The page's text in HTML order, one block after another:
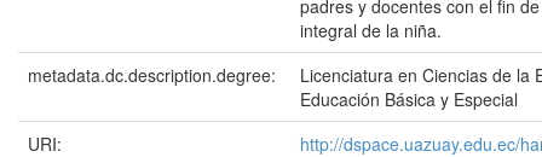
padres y docentes con el fin
integral de la niña.
metadata.dc.description.degree:
Licenciatura en Ciencias de la
Educación Básica y Especial
URI:
http://dspace.uazuay.edu.ec/